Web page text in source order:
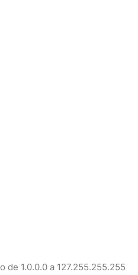
de 1.0.0.0 a 127.255.255.255